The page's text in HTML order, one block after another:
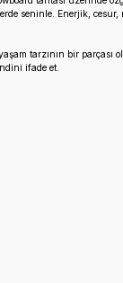
seninle. Enerjik, cesur,
tarzının bir parçası ol.
ifade et.